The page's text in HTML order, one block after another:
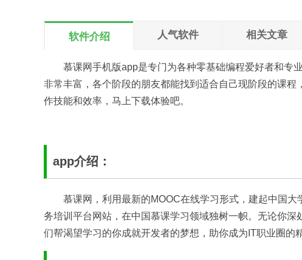
软件介绍 人气软件 相关文章
慕课网手机版app是专门为各种零基础编程爱好者和专
非常丰富，各个阶段的朋友都能找到适合自己现阶段的课
作技能和效率，马上下载体验吧。
app介绍：
慕课网，利用最新的MOOC在线学习形式，建起中国
务培训平台网站，在中国慕课学习领域独树一帜。无论你
们帮渴望学习的你成就开发者的梦想，助你成为IT职业圈的